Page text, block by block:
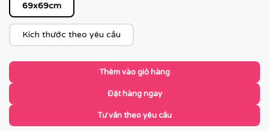
69x69cm
Kích thước theo yêu cầu
Thêm vào giỏ hàng
Đặt hàng ngay
Tư vấn theo yêu cầu